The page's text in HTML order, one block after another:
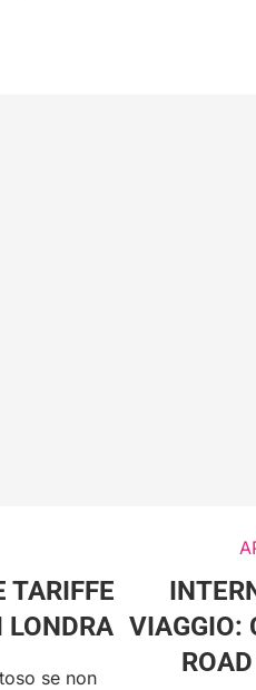
TARIFFE
LONDRA
se non
VIAGGIO: